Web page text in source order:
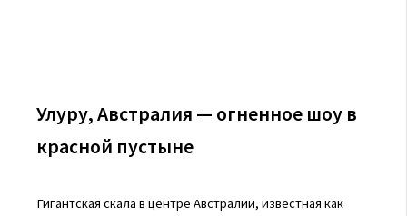
Улуру, Австралия — огненное шоу в
красной пустыне
Гигантская скала в центре Австралии, известная как